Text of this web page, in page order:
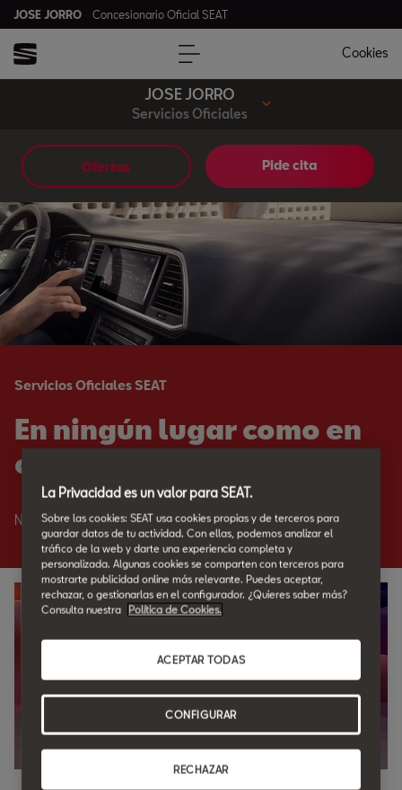
JOSE JORRO Concesionario Oficial SEAT
Cookies
JOSE JORRO
Servicios Oficiales
Ofertas Pide cita
Servicios Oficiales SEAT
En ningún lugar como en
casa.
Nadie como SEAT para cuidar de tu SEAT.
La Privacidad es un valor para SEAT.
Sobre las cookies: SEAT usa cookies propias y de terceros para
guardar datos de tu actividad. Con ellas, podemos analizar el
tráfico de la web y darte una experiencia completa y
personalizada. Algunas cookies se comparten con terceros para
mostrarte publicidad online más relevante. Puedes aceptar,
rechazar, o gestionarlas en el configurador. ¿Quieres saber más?
Consulta nuestra
Política de Cookies.
RECHAZAR
ACEPTAR TODAS
CONFIGURAR